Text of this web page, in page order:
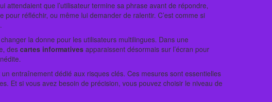
attendaient que l’utilisateur termine sa phrase avant de répondre,
réfléchir, ou même lui demander de ralentir. C’est comme si
la donne pour les utilisateurs multilingues. Dans une
des cartes informatives apparaissent désormais sur l’écran pour
entraînement dédié aux risques clés. Ces mesures sont essentielles
Et si vous avez besoin de précision, vous pouvez choisir le niveau de